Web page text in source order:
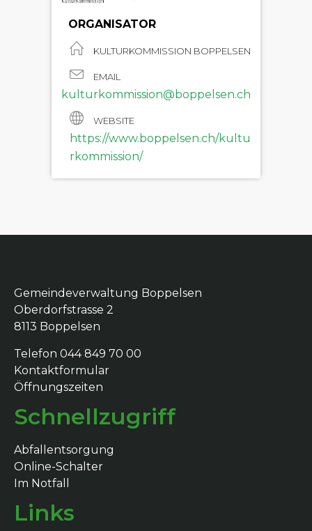
ORGANISATOR
KULTURKOMMISSION BOPPELSEN
EMAIL
kulturkommission@boppelsen.ch
WEBSITE
https://www.boppelsen.ch/kultu
rkommission/
Gemeindeverwaltung Boppelsen
Oberdorfstrasse 2
8113 Boppelsen
Telefon 044 849 70 00
Kontaktformular
Öffnungszeiten
Schnellzugriff
Abfallentsorgung
Online-Schalter
Im Notfall
Links